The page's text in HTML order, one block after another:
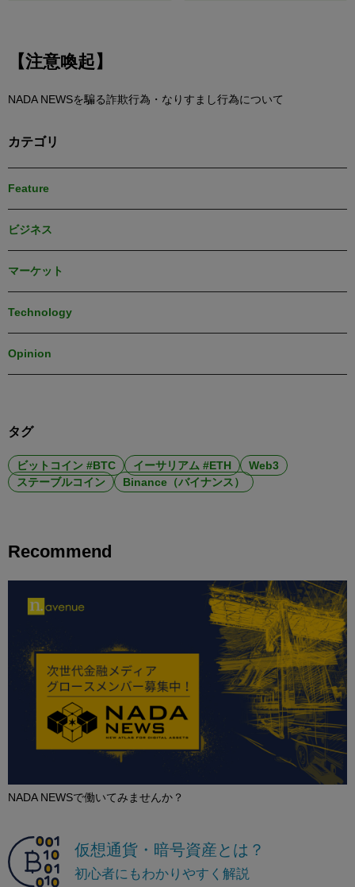
【注意喚起】
NADA NEWSを騙る詐欺行為・なりすまし行為について
カテゴリ
Feature
ビジネス
マーケット
Technology
Opinion
タグ
ビットコイン #BTC イーサリアム #ETH
Web3
ステーブルコイン
Binance（バイナンス）
Recommend
NADA NEWSで働いてみませんか？